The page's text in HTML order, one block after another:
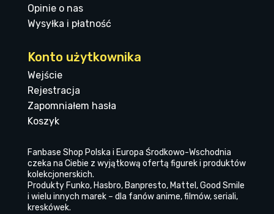
Opinie o nas
Wysyłka i płatność
Konto użytkownika
Wejście
Rejestracja
Zapomniałem hasła
Koszyk
Fanbase Shop Polska i Europa Środkowo-Wschodnia
czeka na Ciebie z wyjątkową ofertą figurek i produktów
kolekcjonerskich.
Produkty Funko, Hasbro, Banpresto, Mattel, Good Smile
i wielu innych marek – dla fanów anime, filmów, seriali,
kreskówek.